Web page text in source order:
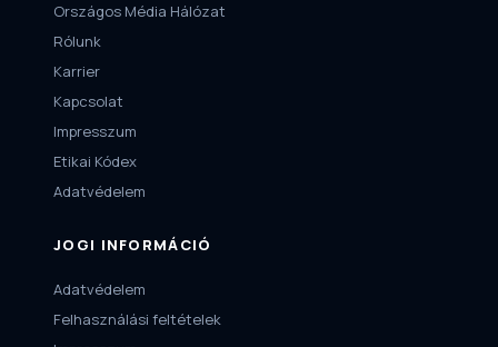
Országos Média Hálózat
Rólunk
Karrier
Kapcsolat
Impresszum
Etikai Kódex
Adatvédelem
JOGI INFORMÁCIÓ
Adatvédelem
Felhasználási feltételek